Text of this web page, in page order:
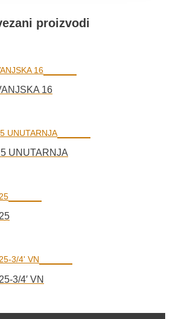
proizvodi
16
UNUTARNJA
3/4′ VN